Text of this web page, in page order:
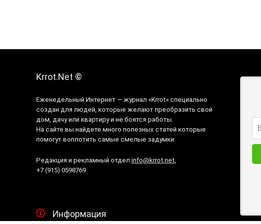
Krrot.Net ©
Еженедельный Интернет — журнал «Krrot» специально
создан для людей, которые желают преобразить свой
дом, дачу или квартиру и не боятся работы.
На сайте вы найдете много полезных статей которые
помогут воплотить самые смелые задумки.
Редакция и рекламный отдел info@krrot.net,
+7 (915) 0598769
Информация